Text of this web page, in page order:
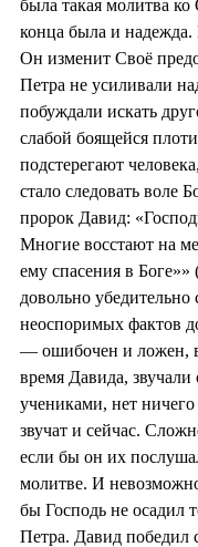
была такая молитва ко
конца была и
Он изменит Своё
Петра не усиливали
побуждали искать
слабой боящейся
подстерегают
стало следовать воле
пророк Давид:
Многие восстают на
ему спасения в
довольно
неоспоримых фактов
— ошибочен и ложен,
время Давида,
учениками, нет
звучат и сейчас.
если бы он их
молитве. И
бы Господь не осадил
Петра. Давид победил